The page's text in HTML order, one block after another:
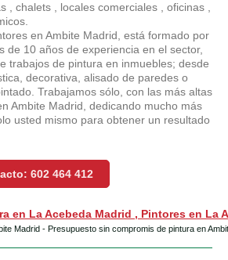
, chalets , locales comerciales , oficinas ,
en Ambite Madrid, está formado por
de 10 años de experiencia en el sector,
trabajos de pintura en inmuebles; desde
decorativa, alisado de paredes o
Trabajamos sólo, con las más altas
Ambite Madrid, dedicando mucho más
usted mismo para obtener un resultado
602 464 412
Madrid - Presupuesto sin compromis de pintura en